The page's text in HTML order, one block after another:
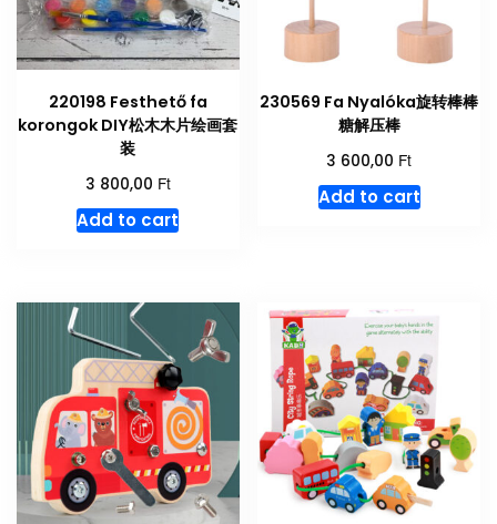
220198 Festhető fa
korongok DIY松木木片绘画套
装
3 800,00 Ft
Add to cart
230569 Fa Nyalóka旋转棒棒
糖解压棒
3 600,00 Ft
Add to cart